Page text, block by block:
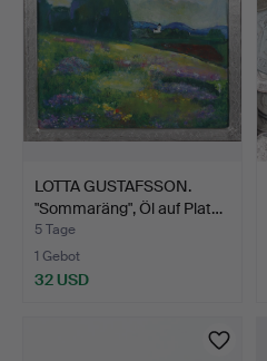
LOTTA GUSTAFSSON.
"Sommaräng", Öl auf Plat…
5 Tage
1 Gebot
32 USD